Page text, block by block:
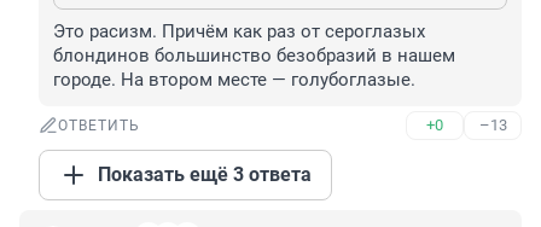
Это расизм. Причём как раз от сероглазых
блондинов большинство безобразий в нашем
городе. На втором месте — голубоглазые.
ОТВЕТИТЬ +0 –13
Показать ещё 3 ответа